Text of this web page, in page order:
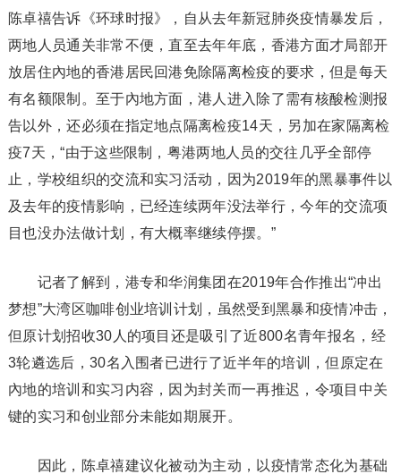
陈卓禧告诉《环球时报》，自从去年新冠肺炎疫情暴发后，
两地人员通关非常不便，直至去年年底，香港方面才局部开
放居住內地的香港居民回港免除隔离检疫的要求，但是每天
有名额限制。至于內地方面，港人进入除了需有核酸检测报
告以外，还必须在指定地点隔离检疫14天，另加在家隔离检
疫7天，“由于这些限制，粤港两地人员的交往几乎全部停
止，学校组织的交流和实习活动，因为2019年的黑暴事件以
及去年的疫情影响，已经连续两年没法举行，今年的交流项
目也没办法做计划，有大概率继续停摆。”
记者了解到，港专和华润集团在2019年合作推出“冲出
梦想”大湾区咖啡创业培训计划，虽然受到黑暴和疫情冲击，
但原计划招收30人的项目还是吸引了近800名青年报名，经
3轮遴选后，30名入围者已进行了近半年的培训，但原定在
內地的培训和实习内容，因为封关而一再推迟，令项目中关
键的实习和创业部分未能如期展开。
因此，陈卓禧建议化被动为主动，以疫情常态化为基础